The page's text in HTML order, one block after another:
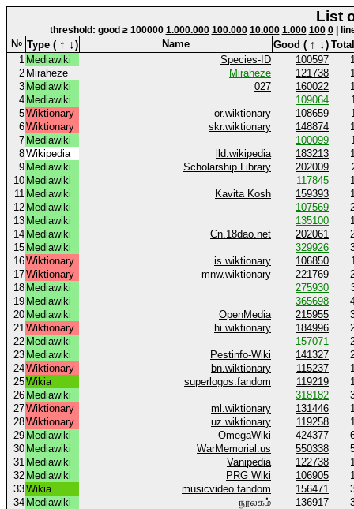
List
threshold: good ≥ 100000 1.000.000 100.000 10.000 1.000 100 0|
№ Type ( ↑ ↓) Name Good ( ↑ ↓)
1 Mediawiki Species-ID 100597
2 Miraheze Miraheze 121738
3 Mediawiki 027 160022
4 Mediawiki 109064
5Wiktionary or.wiktionary 108659
6Wiktionary skr.wiktionary 148874
7 Mediawiki 100099
8Wikipedia lld.wikipedia 183213
9 Mediawiki Scholarship Library 202009
10 Mediawiki 117845
11 Mediawiki Kavita Kosh 159393
12 Mediawiki 107569
13 Mediawiki 135100
14 Mediawiki Cn.18dao.net 202061
15 Mediawiki 329926
16Wiktionary is.wiktionary 106850
17Wiktionary mnw.wiktionary 221769
18 Mediawiki 275930
19 Mediawiki 365698
20 Mediawiki OpenMedia 215955
21Wiktionary hi.wiktionary 184996
22 Mediawiki 157071
23 Mediawiki Pestinfo-Wiki 141327
24Wiktionary bn.wiktionary 115237
25Wikia superlogos.fandom 119219
26 Mediawiki 318182
27Wiktionary ml.wiktionary 131446
28Wiktionary uz.wiktionary 119258
29 Mediawiki OmegaWiki 424377
30 Mediawiki WarMemorial.us 550338
31 Mediawiki Vanipedia 122738
32 Mediawiki PRG Wiki 106905
33Wikia musicvideo.fandom 156471
34 Mediawiki நூலகம் 136917